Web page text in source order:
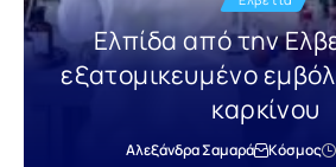
Ελπίδα από την
εξατομικευμένο
καρκίνου
Αλεξάνδρα Σαμαρά Κόσμος